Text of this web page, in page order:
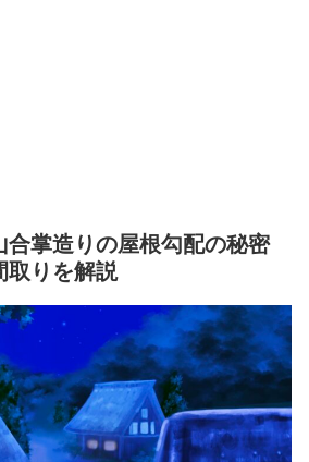
合掌造りの屋根勾配の秘密
取りを解説